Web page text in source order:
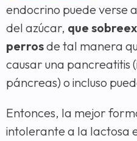
endocrino puede verse
del azúcar, que
perrosde tal manera
causar una pancreatitis
páncreas) o incluso
Entonces, la mejor
intolerante a la lactosa